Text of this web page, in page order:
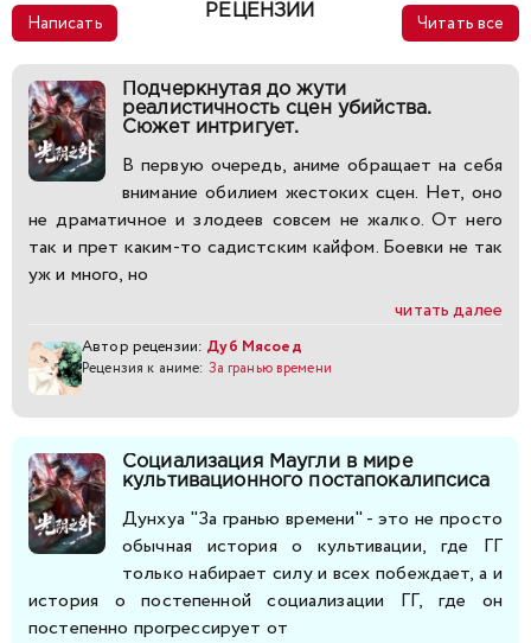
Написать
РЕЦЕНЗИИ
Читать все
Подчеркнутая до жути
реалистичность сцен убийства.
Сюжет интригует.
В первую очередь, аниме обращает на себя
внимание обилием жестоких сцен. Нет, оно
не драматичное и злодеев совсем не жалко. От него
так и прет каким-то садистским кайфом. Боевки не так
уж и много, но
читать далее
Автор рецензии: Дуб Мясоед
Рецензия к аниме: За гранью времени
Социализация Маугли в мире
культивационного постапокалипсиса
Дунхуа "За гранью времени" - это не просто
обычная история о культивации, где ГГ
только набирает силу и всех побеждает, а и
история о постепенной социализации ГГ, где он
постепенно прогрессирует от